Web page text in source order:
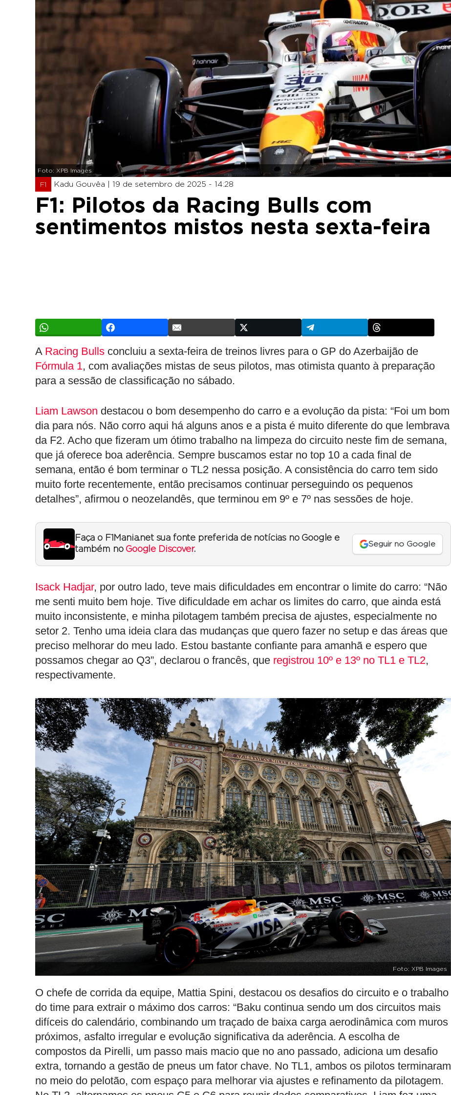
Foto: XPB Images
F1 Kadu Gouvêa | 19 de setembro de 2025 - 14:28
F1: Pilotos da Racing Bulls com
sentimentos mistos nesta sexta-feira
A Racing Bulls concluiu a sexta-feira de treinos livres para o GP do Azerbaijão de
Fórmula 1, com avaliações mistas de seus pilotos, mas otimista quanto à preparação
para a sessão de classificação no sábado.
Liam Lawson destacou o bom desempenho do carro e a evolução da pista: “Foi um bom
dia para nós. Não corro aqui há alguns anos e a pista é muito diferente do que lembrava
da F2. Acho que fizeram um ótimo trabalho na limpeza do circuito neste fim de semana,
que já oferece boa aderência. Sempre buscamos estar no top 10 a cada final de
semana, então é bom terminar o TL2 nessa posição. A consistência do carro tem sido
muito forte recentemente, então precisamos continuar perseguindo os pequenos
detalhes”, afirmou o neozelandês, que terminou em 9º e 7º nas sessões de hoje.
Faça o F1Mania.net sua fonte preferida de notícias no Google e
também no Google Discover.
Seguir no Google
Isack Hadjar, por outro lado, teve mais dificuldades em encontrar o limite do carro: “Não
me senti muito bem hoje. Tive dificuldade em achar os limites do carro, que ainda está
muito inconsistente, e minha pilotagem também precisa de ajustes, especialmente no
setor 2. Tenho uma ideia clara das mudanças que quero fazer no setup e das áreas que
preciso melhorar do meu lado. Estou bastante confiante para amanhã e espero que
possamos chegar ao Q3”, declarou o francês, que registrou 10º e 13º no TL1 e TL2,
respectivamente.
Foto: XPB Images
O chefe de corrida da equipe, Mattia Spini, destacou os desafios do circuito e o trabalho
do time para extrair o máximo dos carros: “Baku continua sendo um dos circuitos mais
difíceis do calendário, combinando um traçado de baixa carga aerodinâmica com muros
próximos, asfalto irregular e evolução significativa da aderência. A escolha de
compostos da Pirelli, um passo mais macio que no ano passado, adiciona um desafio
extra, tornando a gestão de pneus um fator chave. No TL1, ambos os pilotos terminaram
no meio do pelotão, com espaço para melhorar via ajustes e refinamento da pilotagem.